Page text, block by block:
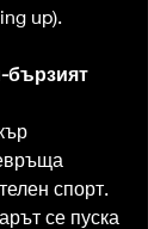
up).
бързият
спорт.
се пуска